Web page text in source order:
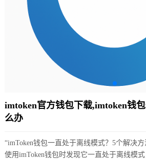
imtoken官方钱包下载,imtoken钱
么办
“imToken钱包一直处于离线模式？5个解决
使用imToken钱包时发现它一直处于离线模式